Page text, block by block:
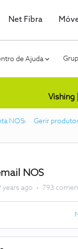
Net Fibra
de Ajuda
Vishing
NOS Gerir
NOS
ago 793